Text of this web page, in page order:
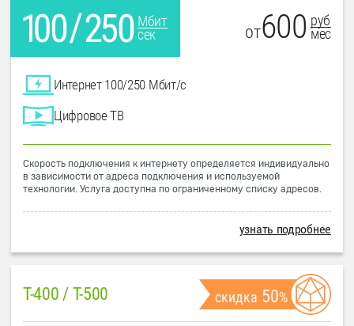
Мбит
сек
от600 руб
мес
Интернет 100/250 Мбит/с
Цифровое ТВ
Скорость подключения к интернету определяется индивидуально
в зависимости от адреса подключения и используемой
технологии. Услуга доступна по ограниченному списку адресов.
узнать подробнее
T-400 / T-500 скидка 50%